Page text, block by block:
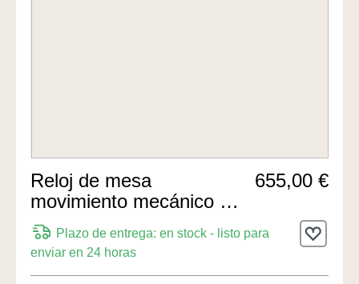
Reloj de mesa
movimiento mecánico de
8 días 22cm de Hermle
Uhren
655,00 €
Plazo de entrega: en stock - listo para
enviar en 24 horas